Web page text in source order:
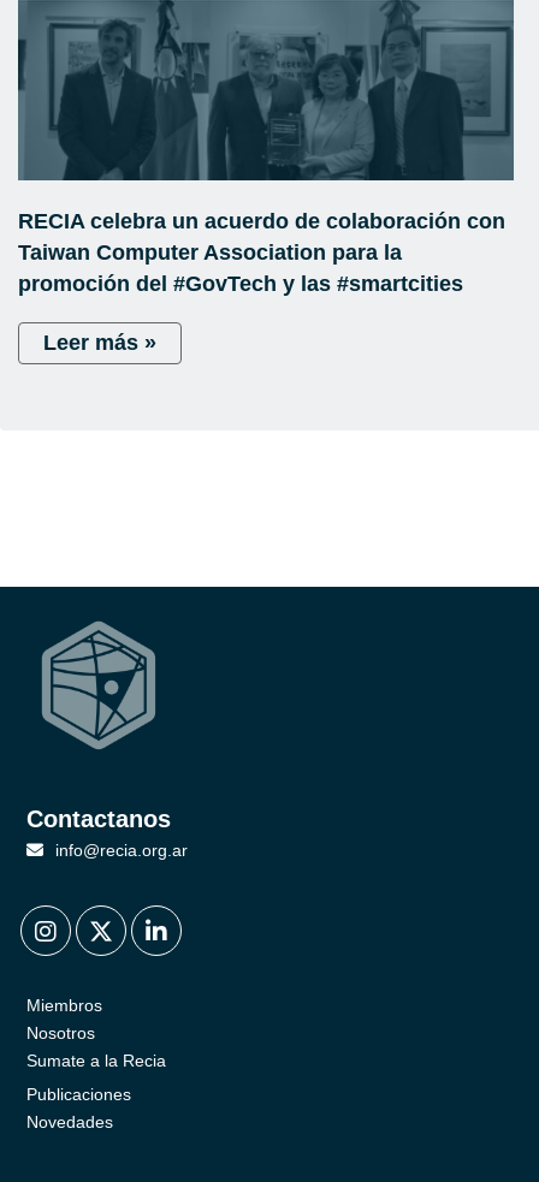
RECIA celebra un acuerdo de colaboración con
Taiwan Computer Association para la
promoción del #GovTech y las #smartcities
Leer más »
Contactanos
info@recia.org.ar
. . .
Miembros
Nosotros
Sumate a la Recia
Publicaciones
Novedades